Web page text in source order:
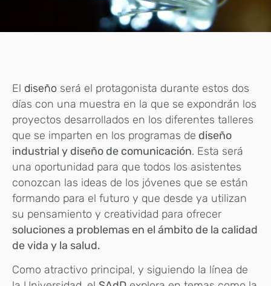
El diseño será el protagonista durante estos dos
días con una muestra en la que se expondrán los
proyectos desarrollados en los diferentes talleres
que se imparten en los programas de diseño
industrial y diseño de comunicación. Esta será
una oportunidad para que todos los asistentes
conozcan las ideas de los jóvenes que se están
formando para el futuro y que desde ya utilizan
su pensamiento y creatividad para ofrecer
soluciones a problemas en el ámbito de la calidad
de vida y la salud.
Como atractivo principal, y siguiendo la línea de